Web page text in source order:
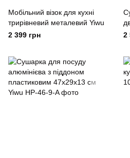
Мобільний візок для кухні
трирівневий металевий Yiwu
2 399 грн
2